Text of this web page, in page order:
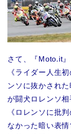
さて、『Moto.it
《ライダー人生
ンソに抜かされ
が闘犬ロレンソ
《ロレンソに批
なかった暗い表